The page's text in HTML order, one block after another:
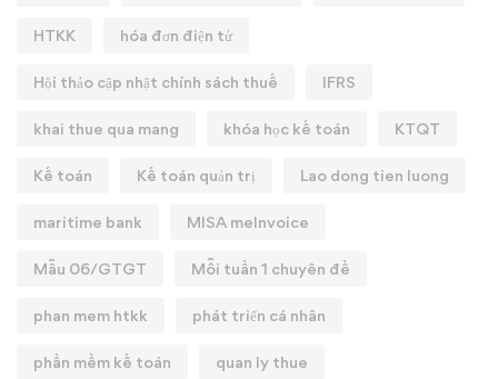
HTKK hóa đơn điện tử
Hội thảo cập nhật chính sách thuế IFRS
khai thue qua mang khóa học kế toán KTQT
Kế toán Kế toán quản trị Lao dong tien luong
maritime bank MISA meInvoice
Mẫu 06/GTGT Mỗi tuần 1 chuyên đề
phan mem htkk phát triển cá nhân
phần mềm kế toán quan ly thue